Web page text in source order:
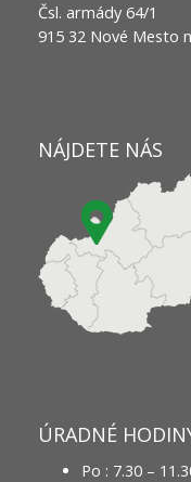
Čsl. armády 64/1
915 32 Nové Mesto
NÁJDETE NÁS
ÚRADNÉ
Po : 7.30 –